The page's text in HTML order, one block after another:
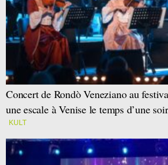
Concert de Rondò Veneziano au
une escale à Venise le temps d’une
KULT